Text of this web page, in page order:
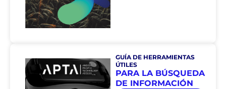
GUÍA DE HERRAMIENTAS
ÚTILES
PARA LA BÚSQUEDA
DE INFORMACIÓN